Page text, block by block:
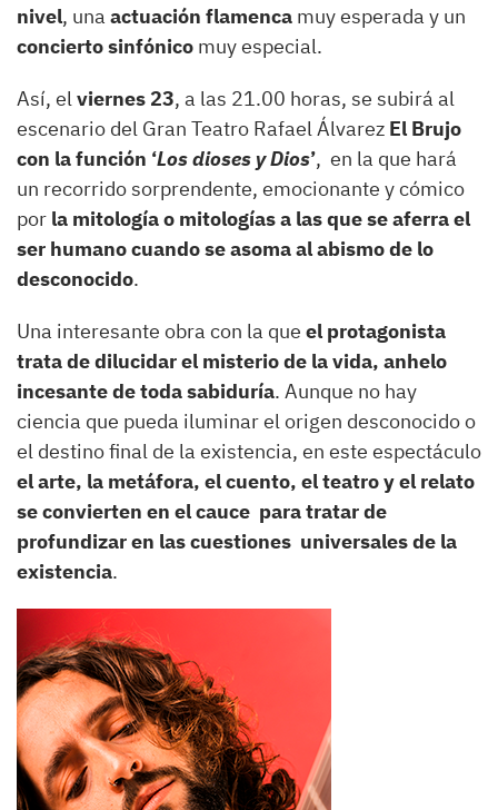
nivel, una actuación flamenca muy esperada y un
concierto sinfónico muy especial.
Así, elviernes 23, a las 21.00 horas, se subirá al
escenario del Gran Teatro Rafael Álvarez El Brujo
con la función ‘Los dioses y Dios’, en la que hará
un recorrido sorprendente, emocionante y cómico
por la mitología o mitologías a las que se aferra el
ser humano cuando se asoma al abismo de lo
desconocido.
Una interesante obra con la que el protagonista
trata de dilucidar el misterio de la vida, anhelo
incesante de toda sabiduría. Aunque no hay
ciencia que pueda iluminar el origen desconocido o
el destino final de la existencia, en este espectáculo
el arte, la metáfora, el cuento, el teatro y el relato
se convierten en el cauce para tratar de
profundizar en las cuestiones universales de la
existencia.